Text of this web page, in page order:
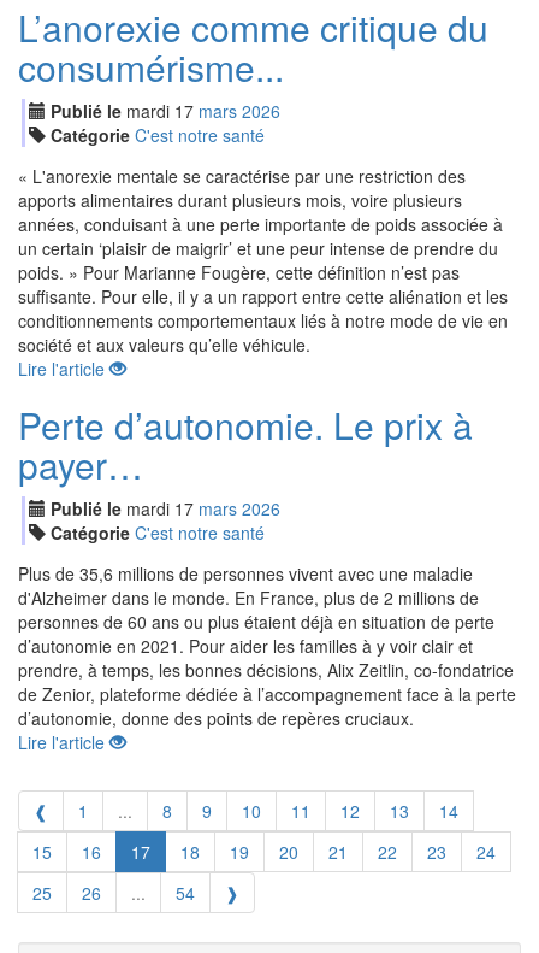
L’anorexie comme critique du
consumérisme...
Publié le mardi 17 mars 2026
Catégorie C'est notre santé
« L'anorexie mentale se caractérise par une restriction des
apports alimentaires durant plusieurs mois, voire plusieurs
années, conduisant à une perte importante de poids associée à
un certain ‘plaisir de maigrir’ et une peur intense de prendre du
poids. » Pour Marianne Fougère, cette définition n’est pas
suffisante. Pour elle, il y a un rapport entre cette aliénation et les
conditionnements comportementaux liés à notre mode de vie en
société et aux valeurs qu’elle véhicule.
Lire l'article
Perte d’autonomie. Le prix à
payer…
Publié le mardi 17 mars 2026
Catégorie C'est notre santé
Plus de 35,6 millions de personnes vivent avec une maladie
d'Alzheimer dans le monde. En France, plus de 2 millions de
personnes de 60 ans ou plus étaient déjà en situation de perte
d’autonomie en 2021. Pour aider les familles à y voir clair et
prendre, à temps, les bonnes décisions, Alix Zeitlin, co-fondatrice
de Zenior, plateforme dédiée à l’accompagnement face à la perte
d’autonomie, donne des points de repères cruciaux.
Lire l'article
❰ 1 ... 8 9 10 11 12 13
14
15
16 17 18 19 20 21 22 23
24
25
26 ... 54 ❱